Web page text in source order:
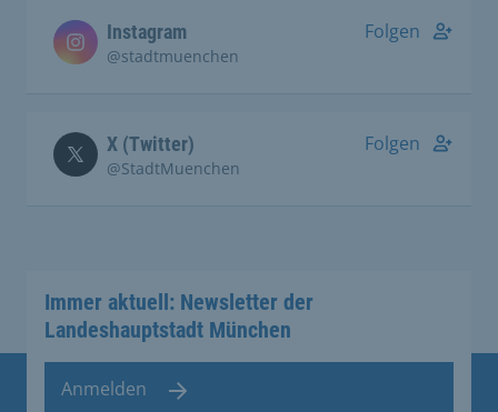
Instagram
@stadtmuenchen
Folgen
X (Twitter)
@StadtMuenchen
Folgen
Immer aktuell: Newsletter der
Landeshauptstadt München
Anmelden